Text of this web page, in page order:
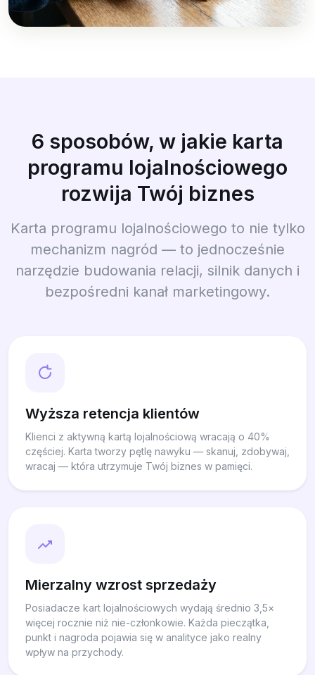
6 sposobów, w jakie karta
programu lojalnościowego
rozwija Twój biznes
Karta programu lojalnościowego to nie tylko
mechanizm nagród — to jednocześnie
narzędzie budowania relacji, silnik danych i
bezpośredni kanał marketingowy.
Wyższa retencja klientów
Klienci z aktywną kartą lojalnościową wracają o 40%
częściej. Karta tworzy pętlę nawyku — skanuj, zdobywaj,
wracaj — która utrzymuje Twój biznes w pamięci.
Mierzalny wzrost sprzedaży
Posiadacze kart lojalnościowych wydają średnio 3,5×
więcej rocznie niż nie-członkowie. Każda pieczątka,
punkt i nagroda pojawia się w analityce jako realny
wpływ na przychody.